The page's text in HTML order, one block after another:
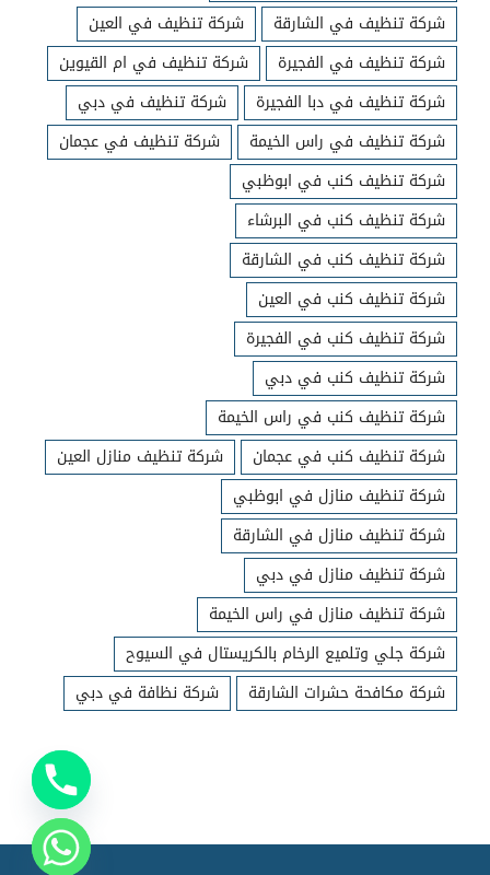
شركة تنظيف في الشارقة
شركة تنظيف في العين
شركة تنظيف في الفجيرة
شركة تنظيف في ام القيوين
شركة تنظيف في دبا الفجيرة
شركة تنظيف في دبي
شركة تنظيف في راس الخيمة
شركة تنظيف في عجمان
شركة تنظيف كنب في ابوظبي
شركة تنظيف كنب في البرشاء
شركة تنظيف كنب في الشارقة
شركة تنظيف كنب في العين
شركة تنظيف كنب في الفجيرة
شركة تنظيف كنب في دبي
شركة تنظيف كنب في راس الخيمة
شركة تنظيف كنب في عجمان
شركة تنظيف منازل العين
شركة تنظيف منازل في ابوظبي
شركة تنظيف منازل في الشارقة
شركة تنظيف منازل في دبي
شركة تنظيف منازل في راس الخيمة
شركة جلي وتلميع الرخام بالكريستال في السيوح
شركة مكافحة حشرات الشارقة
شركة نظافة في دبي